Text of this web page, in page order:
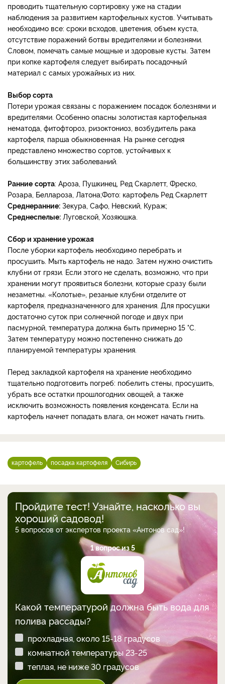
проводить тщательную сортировку уже на стадии
наблюдения за развитием картофельных кустов. Учитывать
необходимо все: сроки всходов, цветения, объем куста,
отсутствие поражений ботвы вредителями и болезнями.
Словом, помечать самые мощные и здоровые кусты. Затем
при копке картофеля следует выбирать посадочный
материал с самых урожайных из них.
Выбор сорта
Потери урожая связаны с поражением посадок болезнями и
вредителями. Особенно опасны золотистая картофельная
нематода, фитофтороз, ризоктониоз, возбудитель рака
картофеля, парша обыкновенная. На рынке сегодня
представлено множество сортов, устойчивых к
большинству этих заболеваний.
Ранние сорта: Ароза, Пушкинец, Ред Скарлетт, Фреско,
Розара, Беллароза, Латона;Фото: картофель Ред Скарлетт
Среднеранние: Зекура, Сафо, Невский, Кураж;
Среднеспелые: Луговской, Хозяюшка.
Сбор и хранение урожая
После уборки картофель необходимо перебрать и
просушить. Мыть картофель не надо. Затем нужно очистить
клубни от грязи. Если этого не сделать, возможно, что при
хранении могут проявиться болезни, которые сразу были
незаметны. «Колотые», резаные клубни отделите от
картофеля, предназначенного для хранения. Для просушки
достаточно суток при солнечной погоде и двух при
пасмурной, температура должна быть примерно 15 °С.
Затем температуру можно постепенно снижать до
планируемой температуры хранения.
Перед закладкой картофеля на хранение необходимо
тщательно подготовить погреб: побелить стены, просушить,
убрать все остатки прошлогодних овощей, а также
исключить возможность появления конденсата. Если на
картофель начнет попадать влага, он может начать гнить.
картофель посадка картофеля Сибирь
Пройдите тест! Узнайте, насколько вы
хороший садовод!
5 вопросов от экспертов проекта «Антонов сад»!
1 вопрос из 5
Какой температурой должна быть вода для
полива рассады?
прохладная, около 15-18 градусов
комнатной температуры 23-25
теплая, не ниже 30 градусов